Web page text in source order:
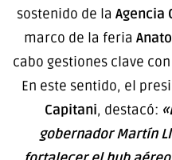
sostenido de la Agencia
marco de la feria
cabo gestiones clave
En este sentido, el
Capitani, destacó:
gobernador Martín